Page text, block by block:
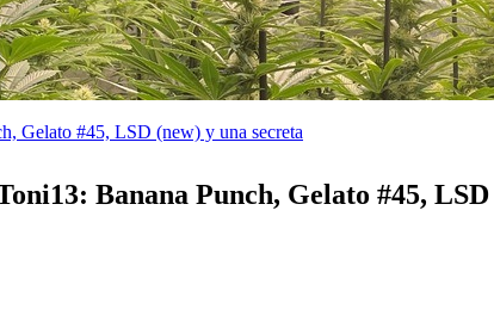
Gelato #45, LSD (new) y una secreta
Banana Punch, Gelato #45,